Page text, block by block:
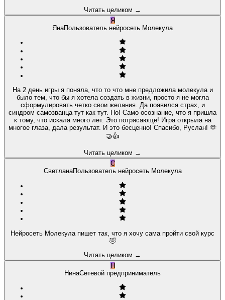
Читать целиком →
Я
ЯнаПользователь нейросеть Молекула
На 2 день игры я поняла, что то что мне предложила молекула и
было тем, что бы я хотела создать в жизни, просто я не могла
сформулировать четко свои желания. Да появился страх, и
синдром самозванца тут как тут. Но! Само осознание, что я пришла
к тому, что искала много лет. Это потрясающе! Игра открыла на
многое глаза, дала результат. И это бесценно! Спасибо, Руслан! 🫶
🤝👍
Читать целиком →
С
СветланаПользователь нейросеть Молекула
Нейросеть Молекула пишет так, что я хочу сама пройти свой курс
🤣
Читать целиком →
Н
НинаСетевой предприниматель